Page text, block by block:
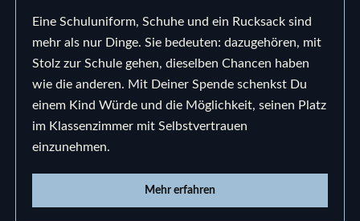
Eine Schuluniform, Schuhe und ein Rucksack sind
mehr als nur Dinge. Sie bedeuten: dazugehören, mit
Stolz zur Schule gehen, dieselben Chancen haben
wie die anderen. Mit Deiner Spende schenkst Du
einem Kind Würde und die Möglichkeit, seinen Platz
im Klassenzimmer mit Selbstvertrauen
einzunehmen.
Mehr erfahren